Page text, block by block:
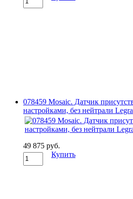
078459 Mosaic. Датчик
настройками, без нейтрали
49 875 руб.
Купить